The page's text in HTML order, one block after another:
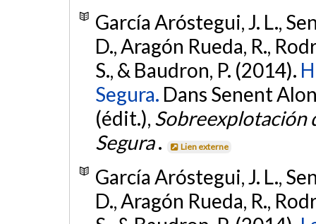
García Aróstegui, J. L.,
D., Aragón Rueda, R.,
S., & Baudron, P. (2014).
Segura. Dans Senent
(édit.), Sobreexplotación
Segura. Lien externe
García Aróstegui, J. L.,
D., Aragón Rueda, R.,